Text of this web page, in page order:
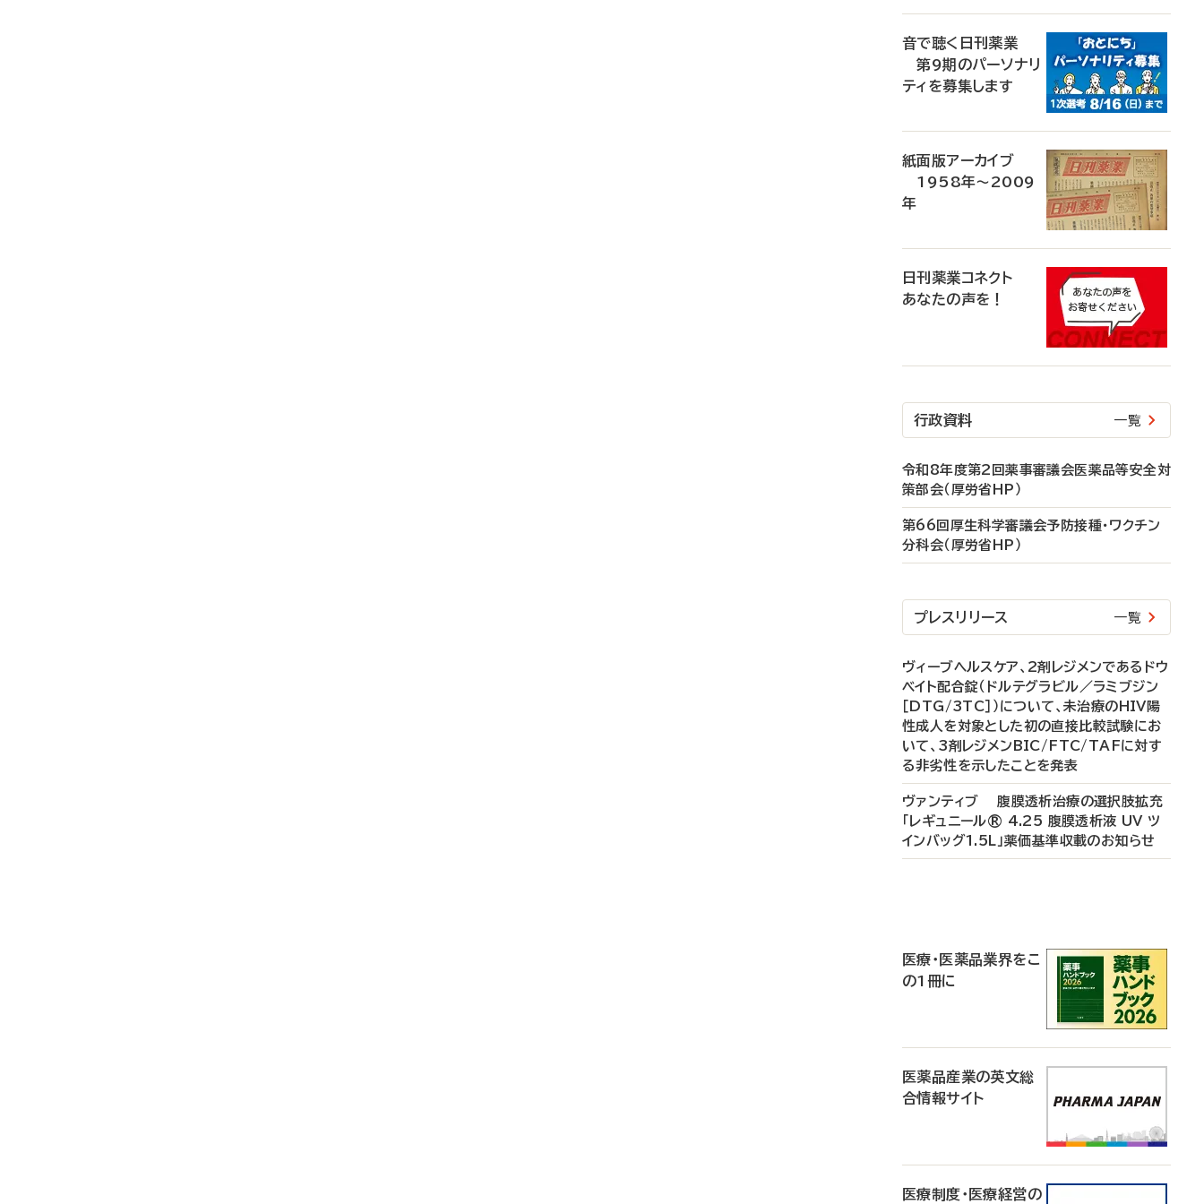
音で聴く日刊薬業
第9期のパーソナリ
ティを募集します
紙面版アーカイブ
1958年～2009
年
日刊薬業コネクト
あなたの声を！
行政資料 一覧
令和8年度第2回薬事審議会医薬品等安全対
策部会（厚労省HP）
第66回厚生科学審議会予防接種・ワクチン
分科会（厚労省HP）
プレスリリース 一覧
ヴィーブヘルスケア、2剤レジメンであるドウ
ベイト配合錠（ドルテグラビル／ラミブジン
［DTG/3TC］）について、未治療のHIV陽
性成人を対象とした初の直接比較試験にお
いて、3剤レジメンBIC/FTC/TAFに対す
る非劣性を示したことを発表
ヴァンティブ 腹膜透析治療の選択肢拡充
「レギュニール® 4.25 腹膜透析液 UV ツ
インバッグ1.5L」薬価基準収載のお知らせ
医療・医薬品業界をこ
の1冊に
医薬品産業の英文総
合情報サイト
医療制度・医療経営の